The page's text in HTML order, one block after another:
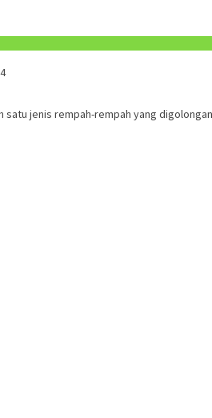
satu jenis rempah-rempah yang